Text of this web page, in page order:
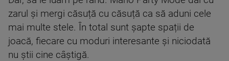
zarul și mergi căsuță cu căsuță ca să aduni cele
mai multe stele. În total sunt șapte spații de
joacă, fiecare cu moduri interesante și niciodată
nu știi cine câștigă.